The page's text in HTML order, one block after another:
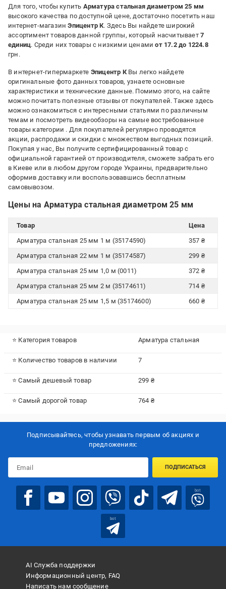
Для того, чтобы купить Арматура стальная диаметром 25 мм
высокого качества по доступной цене, достаточно посетить наш
интернет-магазинЭпицентр К. Здесь Вы найдете широкий
ассортимент товаров данной группы, который насчитывает7
единиц. Среди них товары с низкими ценамиот 17.2 до 1224.8
грн.
В интернет-гипермаркете Эпицентр КВы легко найдете
оригинальные фото данных товаров, узнаете основные
характеристики и технические данные. Помимо этого, на сайте
можно почитать полезные отзывы от покупателей. Также здесь
можно ознакомиться с интересными статьями по различным
темам и посмотреть видеообзоры на самые востребованные
товары категории . Для покупателей регулярно проводятся
акции, распродажи и скидки с множеством выгодных позиций.
Покупая у нас, Вы получите сертифицированный товар с
официальной гарантией от производителя, сможете забрать его
в Киеве или в любом другом городе Украины, предварительно
оформив доставку или воспользовавшись бесплатным
самовывозом.
Цены на Арматура стальная диаметром 25 мм
Товар
Цена
Арматура стальная 25 мм 1 м (35174590)
357 ₴
Арматура стальная 22 мм 1 м (35174587)
299 ₴
Арматура стальная 25 мм 1,0 м (0011)
372 ₴
Арматура стальная 25 мм 2 м (35174611)
714 ₴
Арматура стальная 25 мм 1,5 м (35174600)
660 ₴
⭐ Категория товаров Арматура стальная
⭐ Количество товаров в наличии 7
⭐ Самый дешевый товар 299 ₴
⭐ Самый дорогой товар 764 ₴
Подписывайтесь, чтобы узнавать первым об акцияx и
предложениях:
ПОДПИСАТЬСЯ
bot
bot
AI Служба поддержки
Информационный центр, FAQ
Написать нам сообщение